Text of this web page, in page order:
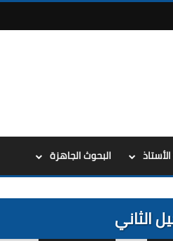
البحوث الجاهزة
الثاني